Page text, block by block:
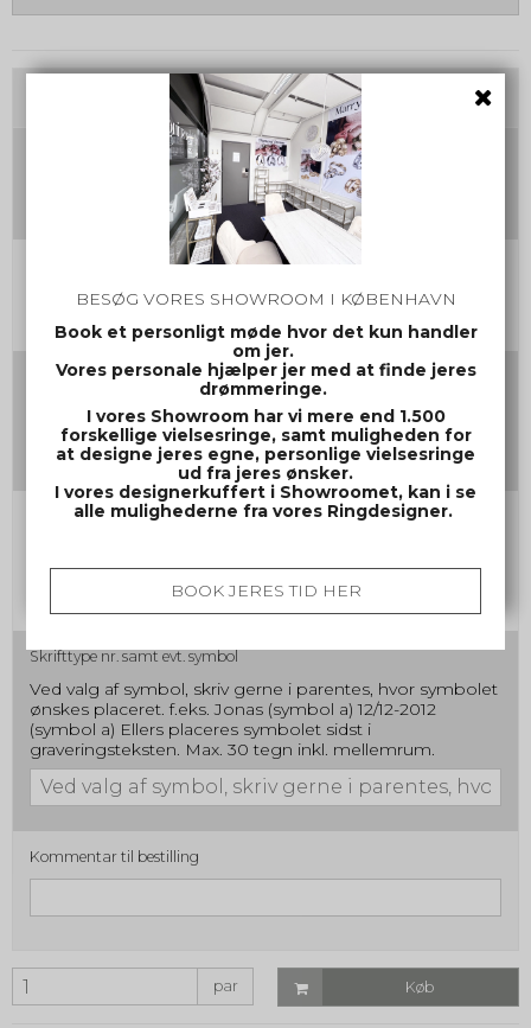
Gravering damering
(Max 30 tegn inkl mellemrum og evt. symbol)
Gravering herrering
Skrifttype nr. samt evt. symbol
Ved valg af symbol, skriv gerne i parentes, hvor symbolet
ønskes placeret. f.eks. Jonas (symbol a) 12/12-2012
(symbol a) Ellers placeres symbolet sidst i
graveringsteksten. Max. 30 tegn inkl. mellemrum.
Kommentar til bestilling
par Køb
BESØG VORES SHOWROOM I KØBENHAVN
Book et personligt møde hvor det kun handler
om jer.
Vores personale hjælper jer med at finde jeres
drømmeringe.
I vores Showroom har vi mere end 1.500
forskellige vielsesringe, samt muligheden for
at designe jeres egne, personlige vielsesringe
ud fra jeres ønsker.
I vores designerkuffert i Showroomet, kan i se
alle mulighederne fra vores Ringdesigner.
BOOK JERES TID HER